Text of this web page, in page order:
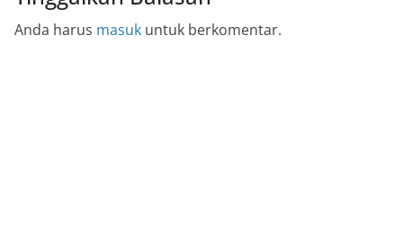
Anda harus masuk untuk berkomentar.